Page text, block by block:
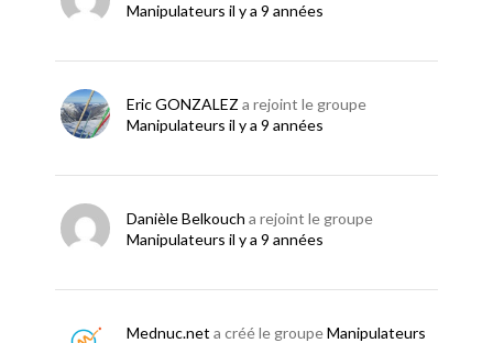
Manipulateurs il y a 9 années
Eric GONZALEZ a rejoint le groupe
Manipulateurs il y a 9 années
Danièle Belkouch a rejoint le groupe
Manipulateurs il y a 9 années
Mednuc.net a créé le groupeManipulateurs